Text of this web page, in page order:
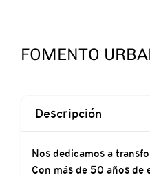
FOMENTO
Descripción
Nos dedicamos a
Con más de 50 años de